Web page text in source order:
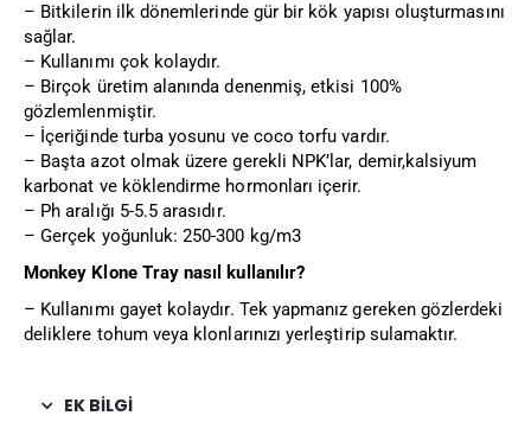
– Bitkilerin ilk dönemlerinde gür bir kök yapısı oluşturmasını
sağlar.
– Kullanımı çok kolaydır.
– Birçok üretim alanında denenmiş, etkisi 100%
gözlemlenmiştir.
– İçeriğinde turba yosunu ve coco torfu vardır.
– Başta azot olmak üzere gerekli NPK’lar, demir,kalsiyum
karbonat ve köklendirme hormonları içerir.
– Ph aralığı 5-5.5 arasıdır.
– Gerçek yoğunluk: 250-300 kg/m3
Monkey Klone Tray nasıl kullanılır?
– Kullanımı gayet kolaydır. Tek yapmanız gereken gözlerdeki
deliklere tohum veya klonlarınızı yerleştirip sulamaktır.
EK BILGI